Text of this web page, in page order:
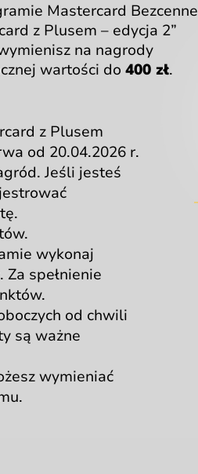
Mastercard Bezcenne
z Plusem – edycja 2”
na nagrody
wartości do 400 zł.
z Plusem
od 20.04.2026 r.
Jeśli jesteś
wykonaj
Za spełnienie
od chwili
są ważne
wymieniać